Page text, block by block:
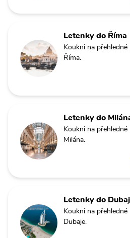
Letenky do Říma
Koukni na
Říma.
Letenky do
Koukni na
Milána.
Letenky do
Koukni na
Dubaje.